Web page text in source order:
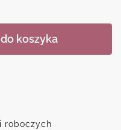
koszyka
roboczych